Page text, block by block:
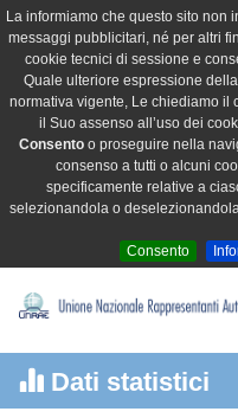
La informiamo che questo sito non
messaggi pubblicitari, né per altri
cookie tecnici di sessione e
Quale ulteriore espressione
normativa vigente, Le chiediamo il
il Suo assenso all’uso dei
Consento o proseguire nella
consenso a tutti o alcuni
specificamente relative a
selezionandola o
Consento
Dati statistici